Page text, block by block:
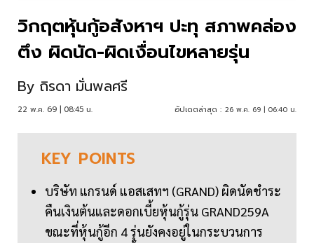
วิกฤตหุ้นกู้อสังหาฯ ปะทุ สภาพคล่อง
ตึง ผิดนัด-ผิดเงื่อนไขหลายรุ่น
By ถิรดา มั่นพลศรี
22 พ.ค. 69 | 08:45 น. อัปเดตล่าสุด : 26 พ.ค. 69 | 06:40 น.
KEY POINTS
บริษัท แกรนด์ แอสเสทฯ (GRAND) ผิดนัดชำระ
คืนเงินต้นและดอกเบี้ยหุ้นกู้รุ่น GRAND259A
ขณะที่หุ้นกู้อีก 4 รุ่นยังคงอยู่ในกระบวนการ